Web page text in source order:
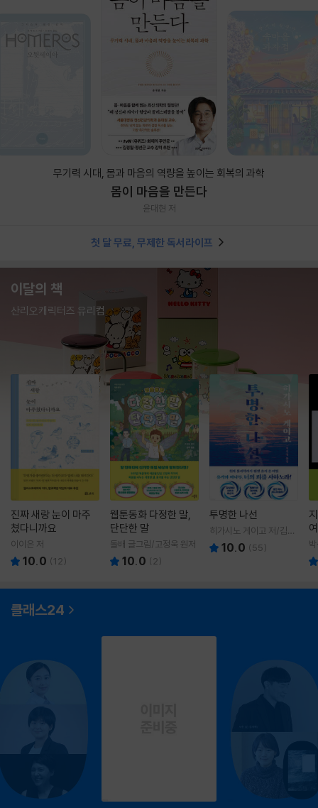
무기력 시대, 몸과 마음의 역량을 높이는 회복의 과학
몸이 마음을 만든다
윤대현 저
첫 달 무료, 무제한 독서라이프
이달의 책
산리오캐릭터즈 유리컵
진짜 새랑 눈이 마주
쳤다니까요
이이은 저
10.0 (12)
웹툰동화 다정한 말,
단단한 말
돌배 글그림/고정욱 원저
10.0 ( 2)
투명한 나선
히가시노 게이고 저/김선
영 역10.0 (55)
클래스24